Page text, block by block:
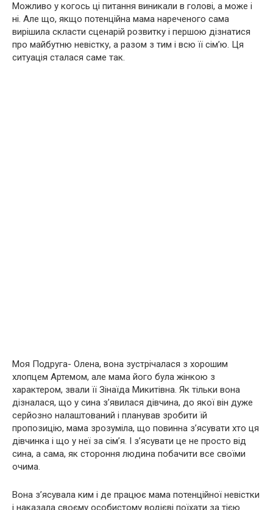
Можливо у когось ці питання виникали в голові, а може і
ні. Але що, якщо потенційна мама нареченого сама
вирішила скласти сценарій розвитку і першою дізнатися
про майбутню невістку, а разом з тим і всю її сім’ю. Ця
ситуація сталася саме так.
Моя Подруга- Олена, вона зустрічалася з хорошим
хлопцем Артемом, але мама його була жінкою з
характером, звали її Зінаїда Микитівна. Як тільки вона
дізналася, що у сина з’явилася дівчина, до якої він дуже
серйозно налаштований і планував зробити їй
пропозицію, мама зрозуміла, що повинна з’ясувати хто ця
дівчинка і що у неї за сім’я. І з’ясувати це не просто від
сина, а сама, як стороння людина побачити все своїми
очима.
Вона з’ясувала ким і де працює мама потенційної невістки
і наказала своєму особистому водієві поїхати за тією